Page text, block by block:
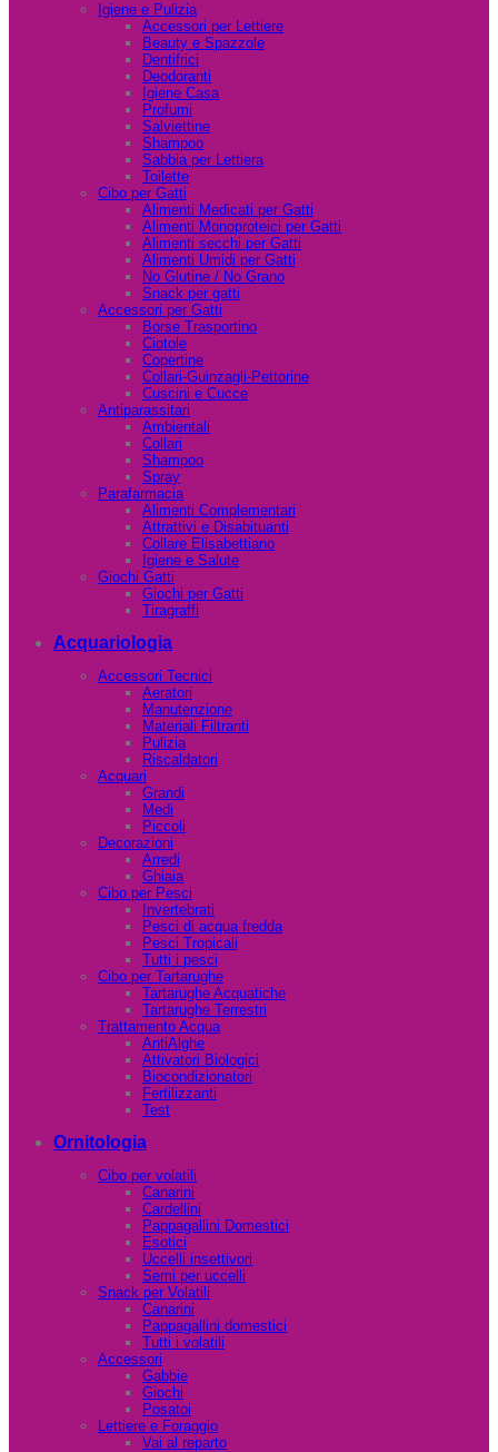
Igiene e Pulizia
Accessori per Lettiere
Beauty e Spazzole
Dentifrici
Deodoranti
Igiene Casa
Profumi
Salviettine
Shampoo
Sabbia per Lettiera
Toilette
Cibo per Gatti
Alimenti Medicati per Gatti
Alimenti Monoproteici per Gatti
Alimenti secchi per Gatti
Alimenti Umidi per Gatti
No Glutine / No Grano
Snack per gatti
Accessori per Gatti
Borse Trasportino
Ciotole
Copertine
Collari-Guinzagli-Pettorine
Cuscini e Cucce
Antiparassitari
Ambientali
Collari
Shampoo
Spray
Parafarmacia
Alimenti Complementari
Attrattivi e Disabituanti
Collare Elisabettiano
Igiene e Salute
Giochi Gatti
Giochi per Gatti
Tiragraffi
Acquariologia
Accessori Tecnici
Aeratori
Manutenzione
Materiali Filtranti
Pulizia
Riscaldatori
Acquari
Grandi
Medi
Piccoli
Decorazioni
Arredi
Ghiaia
Cibo per Pesci
Invertebrati
Pesci di acqua fredda
Pesci Tropicali
Tutti i pesci
Cibo per Tartarughe
Tartarughe Acquatiche
Tartarughe Terrestri
Trattamento Acqua
AntiAlghe
Attivatori Biologici
Biocondizionatori
Fertilizzanti
Test
Ornitologia
Cibo per volatili
Canarini
Cardellini
Pappagallini Domestici
Esotici
Uccelli insettivori
Semi per uccelli
Snack per Volatili
Canarini
Pappagallini domestici
Tutti i volatili
Accessori
Gabbie
Giochi
Posatoi
Lettiere e Foraggio
Vai al reparto